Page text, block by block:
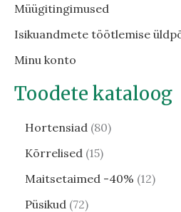
Müügitingimused
Isikuandmete töötlemise
Minu konto
Toodete kataloog
Hortensiad 80
Kõrrelised 15
Maitsetaimed -40% 12
Püsikud 72